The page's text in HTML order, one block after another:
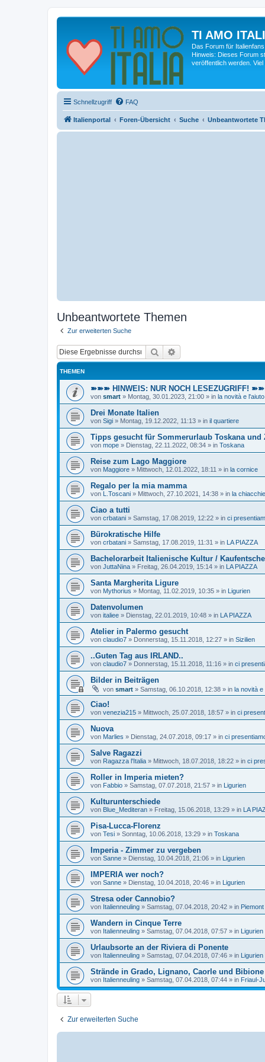
TI AMO
Das Forum für
Hinweis: Dieses Forum
veröffentlich werden.
Schnellzugriff FAQ
Italienportal Foren-Übersicht Suche Unbeantwortete
Unbeantwortete Themen
Zur erweiterten Suche
Suche
THEMEN
➽➽➽ HINWEIS: NUR NOCH LESEZUGRIFF!
von smart » Montag, 30.01.2023, 21:00 » in la novità e l'aiuto
Drei Monate Italien
von Sigi » Montag, 19.12.2022, 11:13 » in il quartiere
Tipps gesucht für Sommerurlaub Toskana und
von mope » Dienstag, 22.11.2022, 08:34 » in Toskana
Reise zum Lago Maggiore
von Maggiore » Mittwoch, 12.01.2022, 18:11 » in la cornice
Regalo per la mia mamma
von L.Toscani » Mittwoch, 27.10.2021, 14:38 » in la
Ciao a tutti
von crbatani » Samstag, 17.08.2019, 12:22 » in ci
Bürokratische Hilfe
von crbatani » Samstag, 17.08.2019, 11:31 » in LA PIAZZA
Bachelorarbeit Italienische Kultur /
von JuttaNina » Freitag, 26.04.2019, 15:14 » in LA PIAZZA
Santa Margherita Ligure
von Mythorius » Montag, 11.02.2019, 10:35 » in Ligurien
Datenvolumen
von italiee » Dienstag, 22.01.2019, 10:48 » in LA PIAZZA
Atelier in Palermo gesucht
von claudio7 » Donnerstag, 15.11.2018, 12:27 » in Sizilien
..Guten Tag aus IRLAND..
von claudio7 » Donnerstag, 15.11.2018, 11:16 » in ci
Bilder in Beiträgen
von smart » Samstag, 06.10.2018, 12:38 » in la novità e
Ciao!
von venezia215 » Mittwoch, 25.07.2018, 18:57 » in ci
Nuova
von Marlies » Dienstag, 24.07.2018, 09:17 » in ci
Salve Ragazzi
von Ragazza l'Italia » Mittwoch, 18.07.2018, 18:22 » in ci
Roller in Imperia mieten?
von Fabbio » Samstag, 07.07.2018, 21:57 » in Ligurien
Kulturunterschiede
von Blue_Mediteran » Freitag, 15.06.2018, 13:29 » in LA
Pisa-Lucca-Florenz
von Tesi » Sonntag, 10.06.2018, 13:29 » in Toskana
Imperia - Zimmer zu vergeben
von Sanne » Dienstag, 10.04.2018, 21:06 » in Ligurien
IMPERIA wer noch?
von Sanne » Dienstag, 10.04.2018, 20:46 » in Ligurien
Stresa oder Cannobio?
von Italienneuling » Samstag, 07.04.2018, 20:42 » in Piemont
Wandern in Cinque Terre
von Italienneuling » Samstag, 07.04.2018, 07:57 » in Ligurien
Urlaubsorte an der Riviera di Ponente
von Italienneuling » Samstag, 07.04.2018, 07:46 » in Ligurien
Strände in Grado, Lignano, Caorle und Bibione
von Italienneuling » Samstag, 07.04.2018, 07:44 » in Friaul-
Zur erweiterten Suche